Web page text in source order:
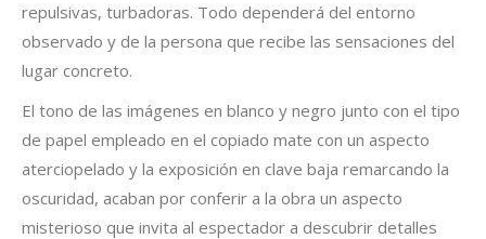
repulsivas, turbadoras. Todo dependerá del entorno
observado y de la persona que recibe las sensaciones del
lugar concreto.
El tono de las imágenes en blanco y negro junto con el tipo
de papel empleado en el copiado mate con un aspecto
aterciopelado y la exposición en clave baja remarcando la
oscuridad, acaban por conferir a la obra un aspecto
misterioso que invita al espectador a descubrir detalles